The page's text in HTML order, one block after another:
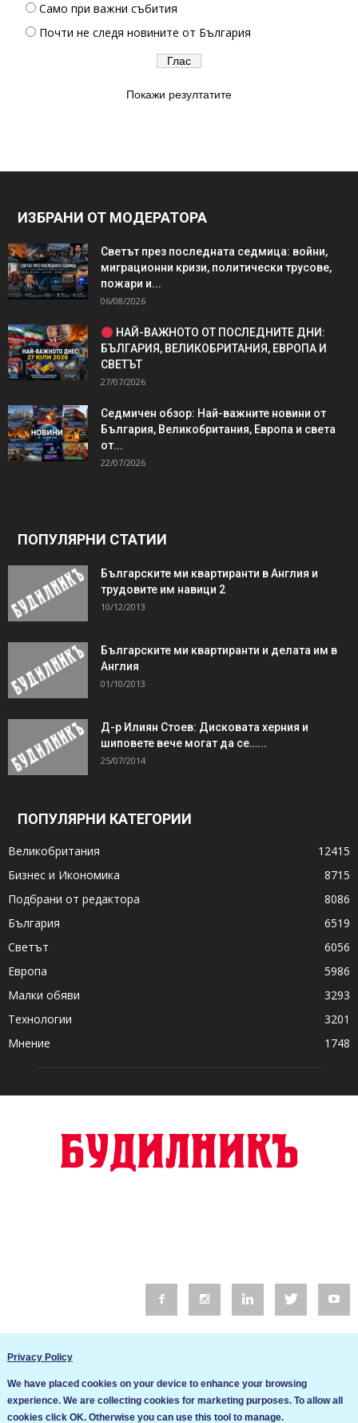
Само при важни събития
Почти не следя новините от България
Покажи резултатите
ИЗБРАНИ ОТ МОДЕРАТОРА
Светът през последната седмица: войни,
миграционни кризи, политически трусове,
пожари и...
06/08/2026
НАЙ-ВАЖНОТО ОТ ПОСЛЕДНИТЕ ДНИ:
БЪЛГАРИЯ, ВЕЛИКОБРИТАНИЯ, ЕВРОПА И
СВЕТЪТ
27/07/2026
Седмичен обзор: Най-важните новини от
България, Великобритания, Европа и света
от...
22/07/2026
ПОПУЛЯРНИ СТАТИИ
Българските ми квартиранти в Англия и
трудовите им навици 2
10/12/2013
Българските ми квартиранти и делата им в
Англия
01/10/2013
Д-р Илиян Стоев: Дисковата херния и
шиповете вече могат да се…...
25/07/2014
ПОПУЛЯРНИ КАТЕГОРИИ
Великобритания
12415
Бизнес и Икономика
8715
Подбрани от редактора
8086
България
6519
Светът
6056
Европа
5986
Малки обяви
3293
Технологии
3201
Мнение
1748
Общи условия
Privacy Policy
We have placed cookies on your device to enhance your browsing
experience. We are collecting cookies for marketing purposes. To allow all
cookies click OK. Otherwise you can use this tool to manage.
Ние използваме бисквитки за да подобрим услугите си. Ако